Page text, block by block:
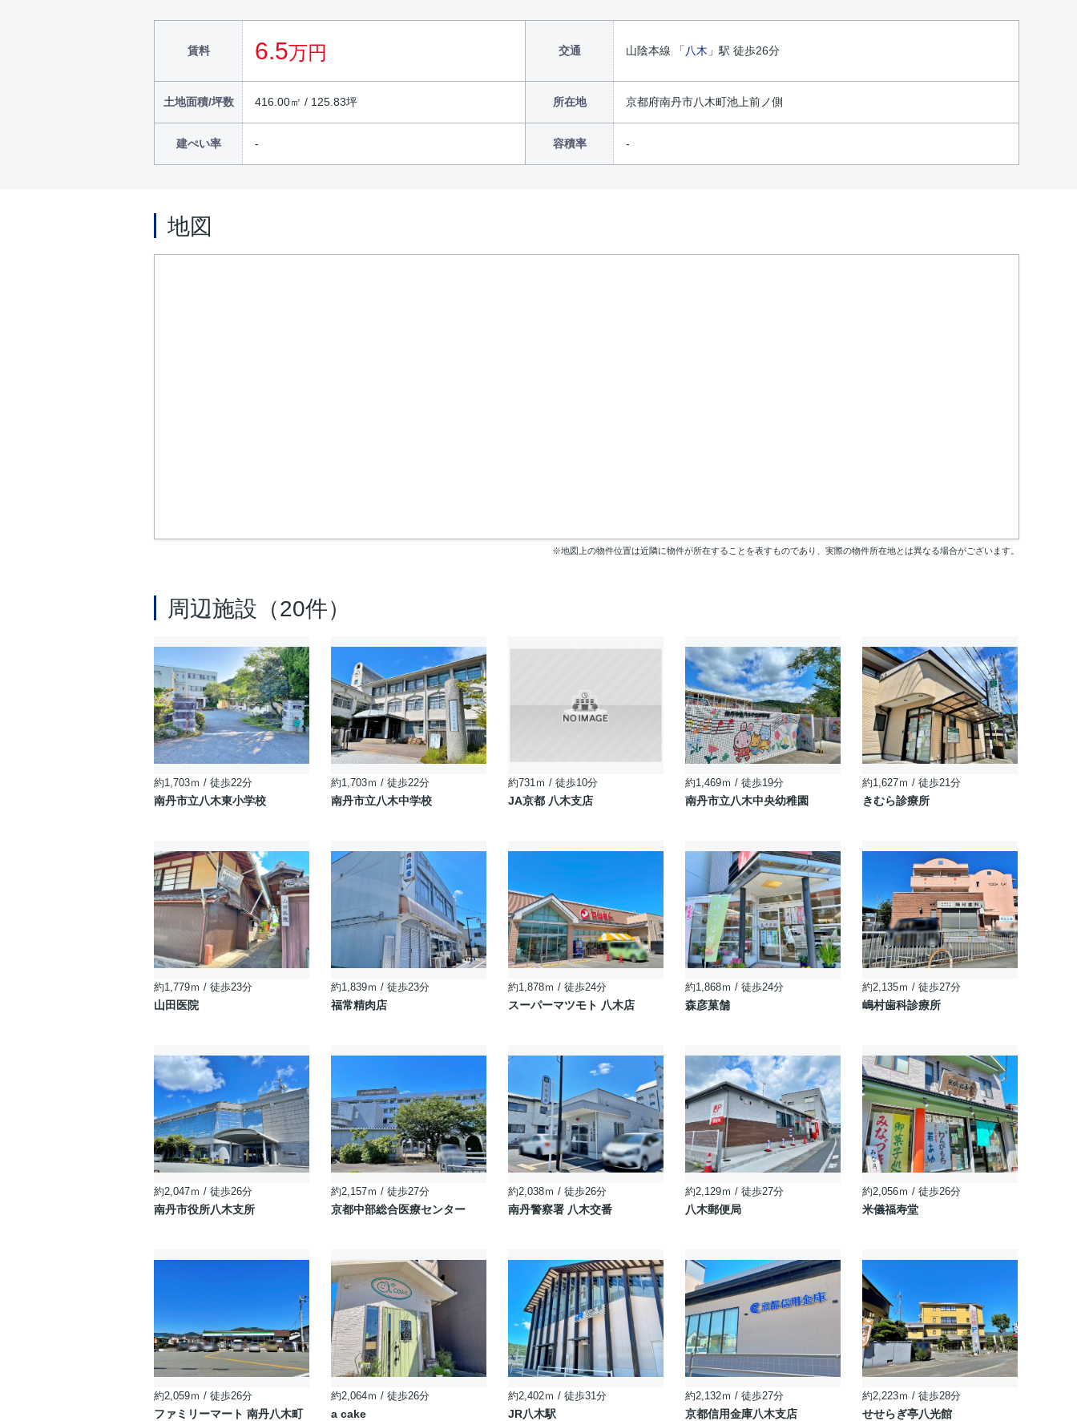
賃料 6.5万円 交通 山陰本線 「 八木 」駅 徒歩26分
土地面積/坪数 416.00㎡ / 125.83坪 所在地 京都府南丹市八木町池上前ノ側
建ぺい率 容積率
地図
※地図上の物件位置は近隣に物件が所在することを表すものであり、実際の物件所在地とは異なる場合がございます。
周辺施設（20件）
約1,703ｍ / 徒歩22分
南丹市立八木東小学校
約1,703ｍ / 徒歩22分
南丹市立八木中学校
約731ｍ / 徒歩10分
JA京都 八木支店
約1,469ｍ / 徒歩19分
南丹市立八木中央幼稚園
約1,627ｍ / 徒歩21分
きむら診療所
約1,779ｍ / 徒歩23分
山田医院
約1,839ｍ / 徒歩23分
福常精肉店
約1,878ｍ / 徒歩24分
スーパーマツモト 八木店
約1,868ｍ / 徒歩24分
森彦菓舗
約2,135ｍ / 徒歩27分
嶋村歯科診療所
約2,047ｍ / 徒歩26分
南丹市役所八木支所
約2,157ｍ / 徒歩27分
京都中部総合医療センター
約2,038ｍ / 徒歩26分
南丹警察署 八木交番
約2,129ｍ / 徒歩27分
八木郵便局
約2,056ｍ / 徒歩26分
米儀福寿堂
約2,059ｍ / 徒歩26分
ファミリーマート 南丹八木町
約2,064ｍ / 徒歩26分
a cake
約2,402ｍ / 徒歩31分
JR八木駅
約2,132ｍ / 徒歩27分
京都信用金庫八木支店
約2,223ｍ / 徒歩28分
せせらぎ亭八光館